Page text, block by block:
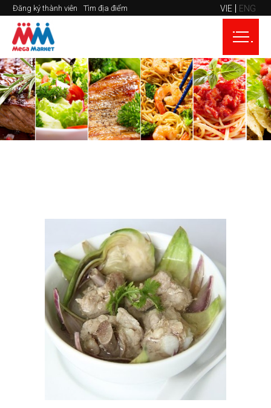
Đăng ký thành viên Tìm địa điểm VIE ENG